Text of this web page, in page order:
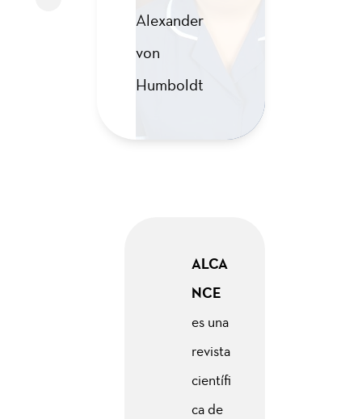
Alexander
von
Humboldt
ALCA
NCE
es una
revista
científi
ca de